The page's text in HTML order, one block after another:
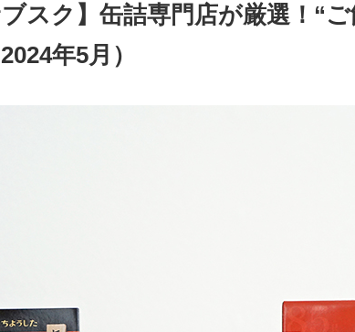
ブスク】缶詰専門店が厳選！“
年5月）